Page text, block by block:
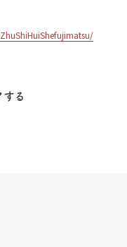
る